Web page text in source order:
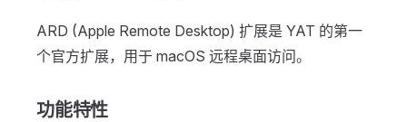
ARD (Apple Remote Desktop) 扩展是 YAT 的第一
个官方扩展，用于 macOS 远程桌面访问。
功能特性